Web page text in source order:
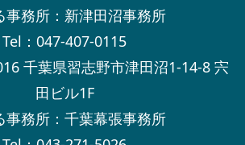
事務所：新津田沼事務所
Tel：047-407-0115
千葉県習志野市津田沼1-14-8 宍
田ビル1F
事務所：千葉幕張事務所